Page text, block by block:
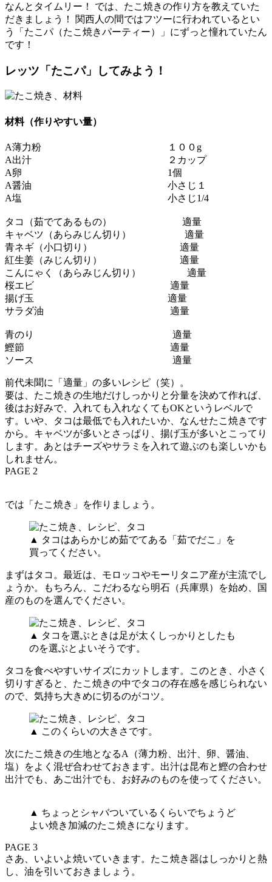
なんとタイムリー！ では、たこ焼きの作り方を教えていた
だきましょう！ 関西人の間ではフツーに行われているとい
う「たこパ（たこ焼きパーティー）」にずっと憧れていたん
です！
レッツ「たこパ」してみよう！
材料（作りやすい量）
A薄力粉 １００g
A出汁 ２カップ
A卵 1個
A醤油 小さじ１
A塩 小さじ1/4
タコ（茹でてあるもの） 適量
キャベツ（あらみじん切り） 適量
青ネギ（小口切り） 適量
紅生姜（みじん切り） 適量
こんにゃく（あらみじん切り） 適量
桜エビ 適量
揚げ玉 適量
サラダ油 適量
青のり 適量
鰹節 適量
ソース 適量
前代未聞に「適量」の多いレシピ（笑）。
要は、たこ焼きの生地だけしっかりと分量を決めて作れば、
後はお好みで、入れても入れなくてもOKというレベルで
す。いや、タコは最低でも入れたいか、なんせたこ焼きです
から。キャベツが多いとさっぱり、揚げ玉が多いとこってり
します。あとはチーズやサラミを入れて遊ぶのも楽しいかも
しれません。
PAGE 2
では「たこ焼き」を作りましょう。
▲ タコはあらかじめ茹でてある「茹でだこ」を
買ってください。
まずはタコ。最近は、モロッコやモーリタニア産が主流でし
ょうか。もちろん、こだわるなら明石（兵庫県）を始め、国
産のものを選んでください。
▲ タコを選ぶときは足が太くしっかりとしたも
のを選ぶとよいそうです。
タコを食べやすいサイズにカットします。このとき、小さく
切りすぎると、たこ焼きの中でタコの存在感を感じられない
ので、気持ち大きめに切るのがコツ。
▲ このくらいの大きさです。
次にたこ焼きの生地となるA（薄力粉、出汁、卵、醤油、
塩）をよく混ぜ合わせておきます。出汁は昆布と鰹の合わせ
出汁でも、あご出汁でも、お好みのものを使ってください。
▲ ちょっとシャバついているくらいでちょうど
よい焼き加減のたこ焼きになります。
PAGE 3
さあ、いよいよ焼いていきます。たこ焼き器はしっかりと熱
し、油を引いておきましょう。